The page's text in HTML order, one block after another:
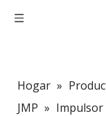
Hogar »
JMP » Impulsor